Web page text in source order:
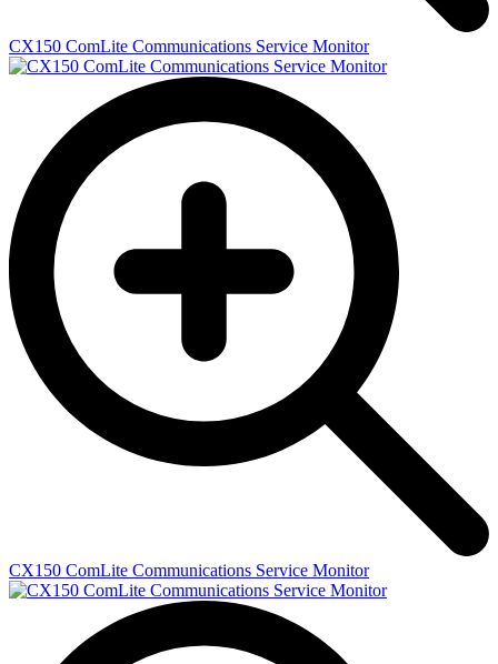
CX150 ComLite Communications Service Monitor
CX150 ComLite Communications Service Monitor